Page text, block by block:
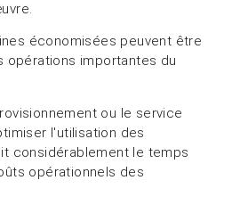
économisées peuvent être
opérations importantes du
ou le service
l'utilisation des
considérablement le temps
opérationnels des